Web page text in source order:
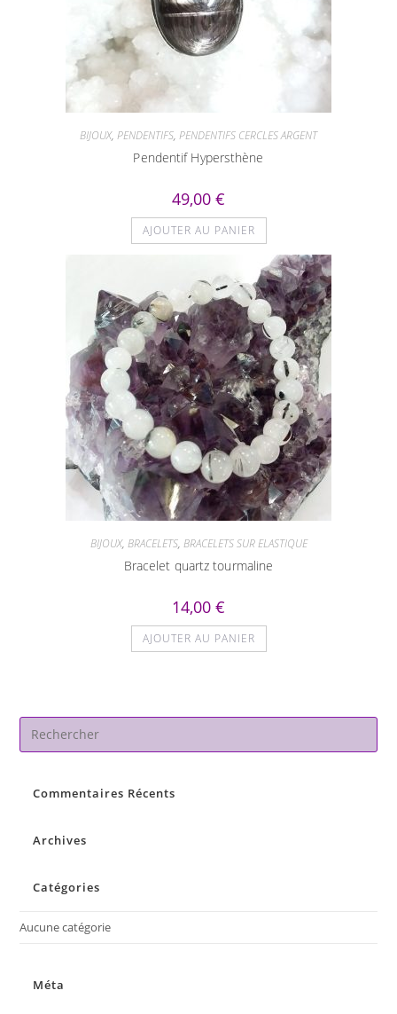
BIJOUX, PENDENTIFS, PENDENTIFS CERCLES ARGENT
Pendentif Hypersthène
49,00 €
AJOUTER AU PANIER
BIJOUX, BRACELETS, BRACELETS SUR ELASTIQUE
Bracelet quartz tourmaline
14,00 €
AJOUTER AU PANIER
Commentaires Récents
Archives
Catégories
Aucune catégorie
Méta